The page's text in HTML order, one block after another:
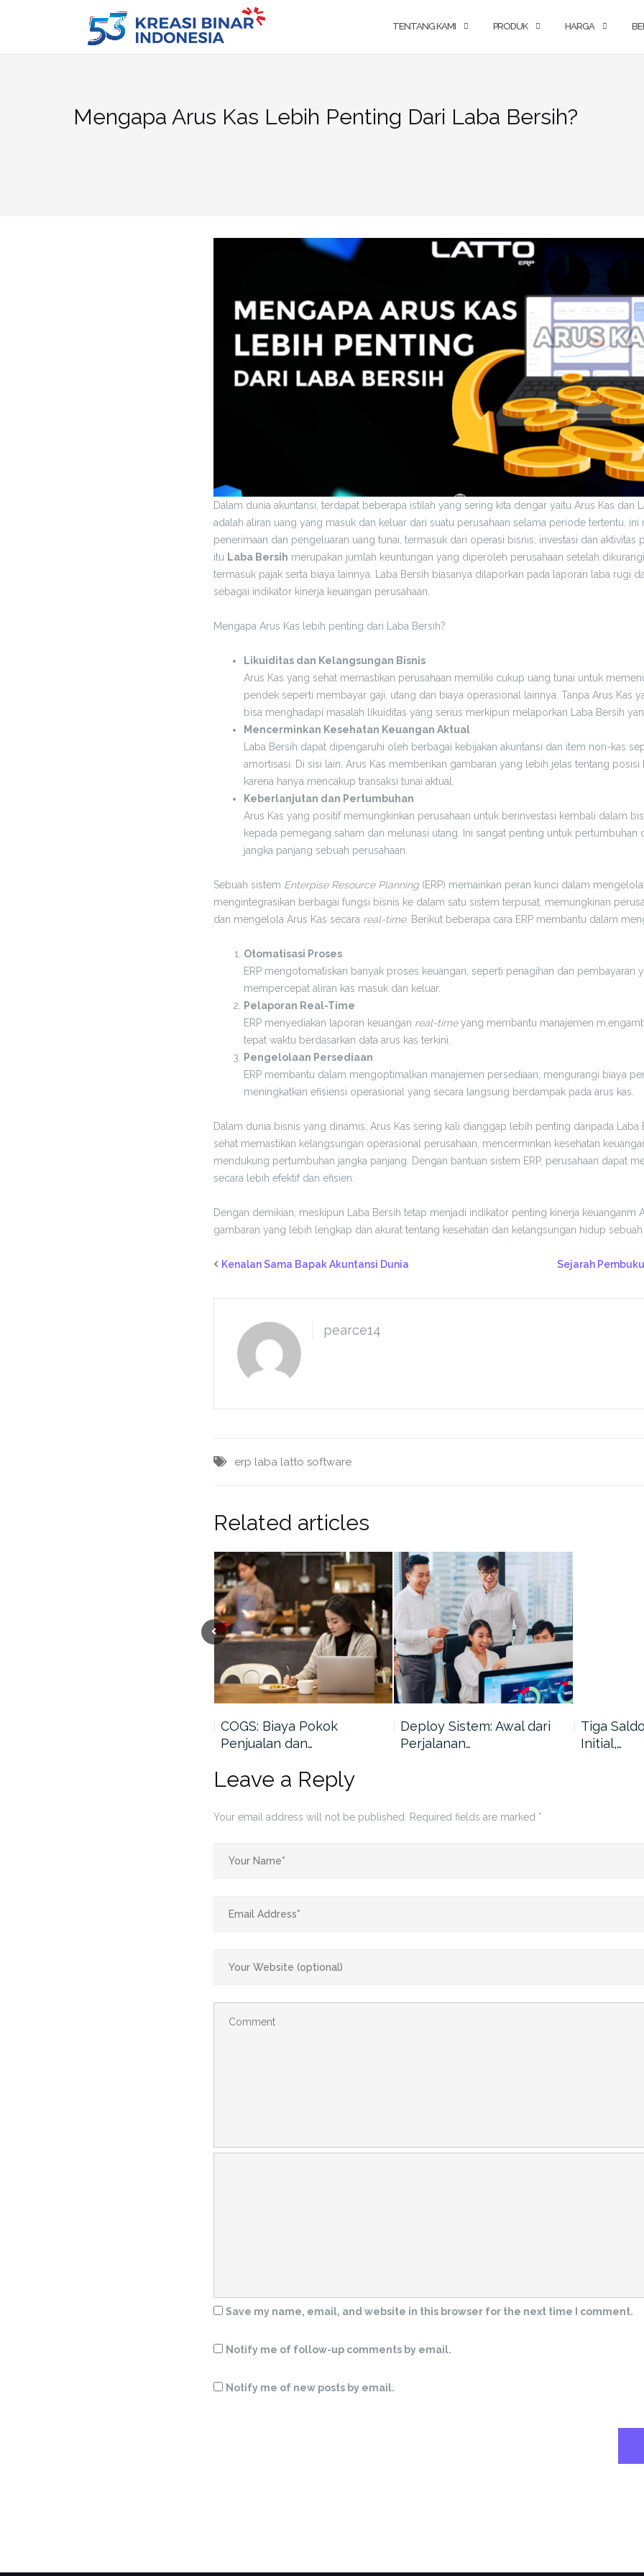
TENTANG KAMI PRODUK HARGA
Mengapa Arus Kas Lebih Penting Dari Laba Bersih?
Dalam dunia akuntansi, terdapat beberapa istilah yang sering kita dengar yaitu Arus Kas dan
adalah aliran uang yang masuk dan keluar dari suatu perusahaan selama periode tertentu, ini
penerimaan dan pengeluaran uang tunai, termasuk dari operasi bisnis, investasi dan aktivitas
itu Laba Bersih merupakan jumlah keuntungan yang diperoleh perusahaan setelah
termasuk pajak serta biaya lainnya. Laba Bersih biasanya dilaporkan pada laporan laba rugi
sebagai indikator kinerja keuangan perusahaan.
Mengapa Arus Kas lebih penting dari Laba Bersih?
Likuiditas dan Kelangsungan Bisnis
Arus Kas yang sehat memastikan perusahaan memiliki cukup uang tunai untuk
pendek seperti membayar gaji, utang dan biaya operasional lainnya. Tanpa Arus Kas
bisa menghadapi masalah likuiditas yang serius merkipun melaporkan Laba Bersih
Mencerminkan Kesehatan Keuangan Aktual
Laba Bersih dapat dipengaruhi oleh berbagai kebijakan akuntansi dan item non-kas
amortisasi. Di sisi lain, Arus Kas memberikan gambaran yang lebih jelas tentang posisi
karena hanya mencakup transaksi tunai aktual.
Keberlanjutan dan Pertumbuhan
Arus Kas yang positif memungkinkan perusahaan untuk berinvestasi kembali dalam
kepada pemegang saham dan melunasi utang. Ini sangat penting untuk pertumbuhan
jangka panjang sebuah perusahaan.
Sebuah sistem Enterpise Resource Planning(ERP) memainkan peran kunci dalam mengelola
mengintegrasikan berbagai fungsi bisnis ke dalam satu sistem terpusat, memungkinan
dan mengelola Arus Kas secara real-time. Berikut beberapa cara ERP membantu dalam
Otomatisasi Proses
ERP mengotomatiskan banyak proses keuangan, seperti penagihan dan pembayaran
mempercepat aliran kas masuk dan keluar.
Pelaporan Real-Time
ERP menyediakan laporan keuangan real-timeyang membantu manajemen
tepat waktu berdasarkan data arus kas terkini.
Pengelolaan Persediaan
ERP membantu dalam mengoptimalkan manajemen persediaan, mengurangi biaya
meningkatkan efisiensi operasional yang secara langsung berdampak pada arus kas.
Dalam dunia bisnis yang dinamis, Arus Kas sering kali dianggap lebih penting daripada Laba
sehat memastikan kelangsungan operasional perusahaan, mencerminkan kesehatan
mendukung pertumbuhan jangka panjang. Dengan bantuan sistem ERP, perusahaan dapat
secara lebih efektif dan efisien.
Dengan demikian, meskipun Laba Bersih tetap menjadi indikator penting kinerja keuanganm
gambaran yang lebih lengkap dan akurat tentang kesehatan dan kelangsungan hidup sebuah
Kenalan Sama Bapak Akuntansi Dunia Sejarah
pearce14
erp laba latto software
Related articles
COGS: Biaya Pokok
Penjualan dan…
Deploy Sistem: Awal dari
Perjalanan…
Tiga
Initial,…
Leave a Reply
Your email address will not be published. Required fields are marked *
Save my name, email, and website in this browser for the next time I comment.
Notify me of follow-up comments by email.
Notify me of new posts by email.